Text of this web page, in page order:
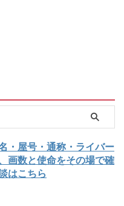
・屋号・通称・ライバー
画数と使命をその場で確
はこちら